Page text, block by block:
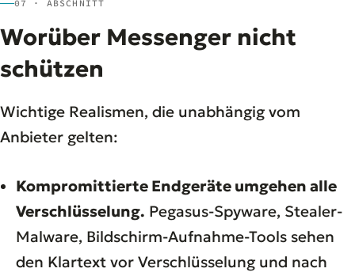
07 · ABSCHNITT
Worüber Messenger nicht
schützen
Wichtige Realismen, die unabhängig vom
Anbieter gelten:
Kompromittierte Endgeräte umgehen alle
Verschlüsselung. Pegasus-Spyware, Stealer-
Malware, Bildschirm-Aufnahme-Tools sehen
den Klartext vor Verschlüsselung und nach